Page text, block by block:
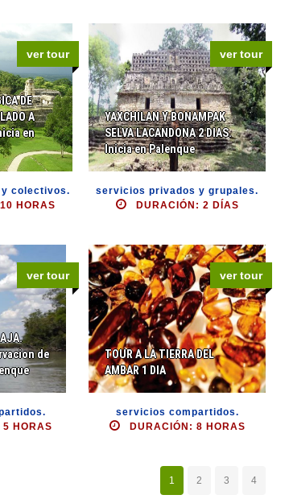
ver tour
DE
A
en
colectivos.
HORAS
ver tour
YAXCHILAN Y BONAMPAK
SELVA LACANDONA 2 DIAS.
Inicia en Palenque
servicios privados y grupales.
DURACIÓN: 2 DÍAS
ver tour
de
5 HORAS
ver tour
TOUR A LA TIERRA DEL
AMBAR 1 DIA
servicios compartidos.
DURACIÓN: 8 HORAS
1 2 3 4